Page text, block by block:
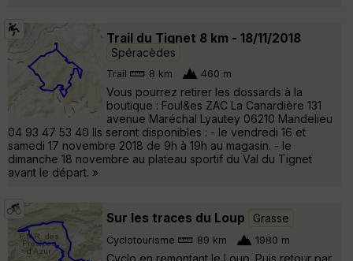
Trail du Tignet 8 km - 18/11/2018
Spéracèdes
Trail 8 km 460 m
Vous pourrez retirer les dossards à la
boutique : Foul&es ZAC La Canardière 131
avenue Maréchal Lyautey 06210 Mandelieu
04 93 47 53 40 Ils seront disponibles : - le vendredi 16 et
samedi 17 novembre 2018 de 9h à 19h au magasin. - le
dimanche 18 novembre au plateau sportif du Val du Tignet
avant le départ. »
Sur les traces du Loup Grasse
Cyclotourisme 89 km 1980 m
Cyclo en remontant le Loup. Puis retour par